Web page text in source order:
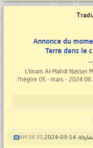
Annonce du
Terre dans le
L'Imam Al-Mahdi Nasser
l'hégire 05 - mars - 2024
14-03-2024,
06:30 AM